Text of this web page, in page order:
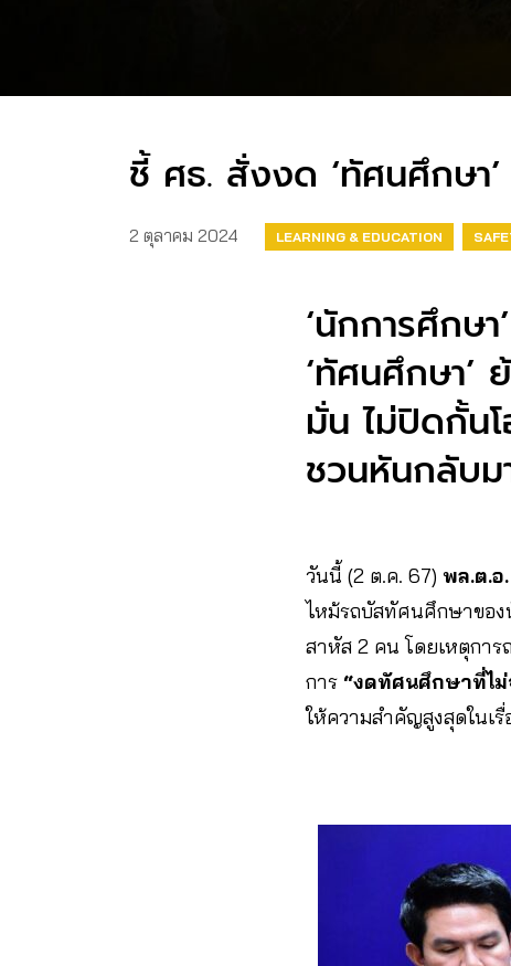
ชี้ ศธ. สั่งงด ‘ทัศนศึกษา
2 ตุลาคม 2024 LEARNING & EDUCATION
‘นักการศึกษ
‘ทัศนศึกษา’
มั่น ไม่ปิดกั้น
ชวนหันกลับ
วันนี้ (2 ต.ค. 67) พล.ต.อ
ไหม้รถบัสทัศนศึกษาของ
สาหัส 2 คน โดยเหตุกา
การ “งดทัศนศึกษาที่ไ
ให้ความสำคัญสูงสุดในเ